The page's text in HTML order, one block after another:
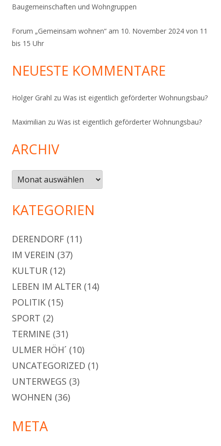
Baugemeinschaften und Wohngruppen
Forum „Gemeinsam wohnen“ am 10. November 2024 von 11
bis 15 Uhr
NEUESTE KOMMENTARE
Holger Grahl zu Was ist eigentlich geförderter Wohnungsbau?
Maximilian zu Was ist eigentlich geförderter Wohnungsbau?
ARCHIV
Archiv
KATEGORIEN
DERENDORF (11)
IM VEREIN (37)
KULTUR (12)
LEBEN IM ALTER (14)
POLITIK (15)
SPORT (2)
TERMINE (31)
ULMER HÖH´ (10)
UNCATEGORIZED (1)
UNTERWEGS (3)
WOHNEN (36)
META